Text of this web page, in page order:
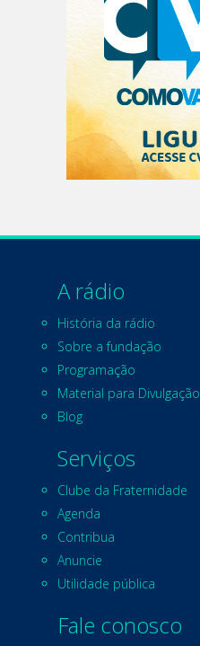
A rádio
História da rádio
Sobre a fundação
Programação
Material para Divulgação
Blog
Serviços
Clube da Fraternidade
Agenda
Contribua
Anuncie
Utilidade pública
Fale conosco